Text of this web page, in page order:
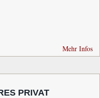
Mehr Infos
PRIVAT